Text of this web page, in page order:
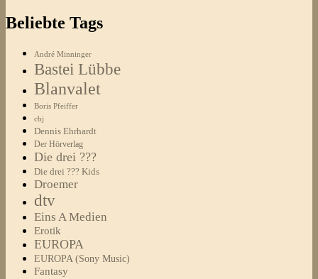
Beliebte Tags
André Minninger
Bastei Lübbe
Blanvalet
Boris Pfeiffer
cbj
Dennis Ehrhardt
Der Hörverlag
Die drei ???
Die drei ??? Kids
Droemer
dtv
Eins A Medien
Erotik
EUROPA
EUROPA (Sony Music)
Fantasy